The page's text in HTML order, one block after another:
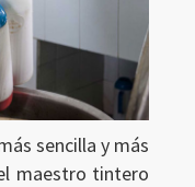
sencilla y más
maestro tintero